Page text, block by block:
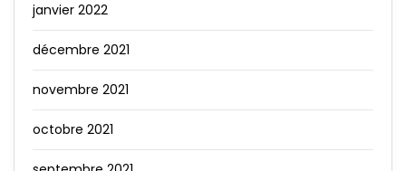
janvier 2022
décembre 2021
novembre 2021
octobre 2021